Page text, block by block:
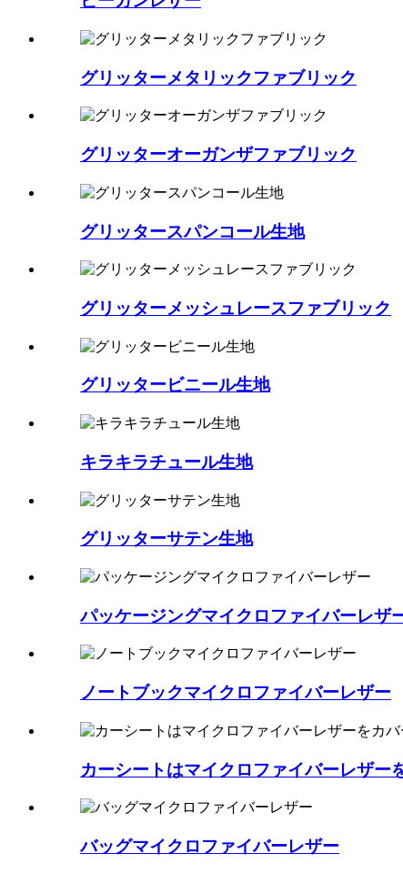
グリッターメタリックファブリック
グリッターオーガンザファブリック
グリッタースパンコール生地
グリッターメッシュレースファブリック
グリッタービニール生地
キラキラチュール生地
グリッターサテン生地
パッケージングマイクロファイバーレザ
ノートブックマイクロファイバーレザー
カーシートはマイクロファイバーレザー
バッグマイクロファイバーレザー